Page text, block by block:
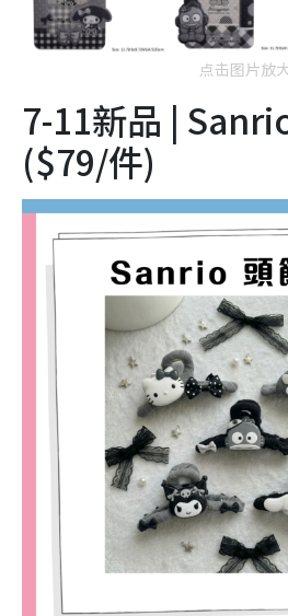
点击图片放
7-11新品 |
($79/件)